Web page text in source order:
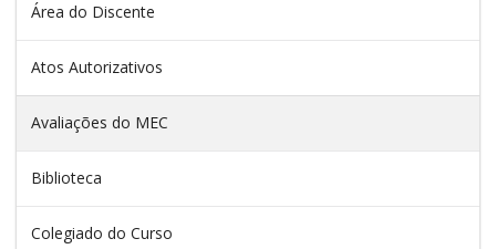
Área do Discente
Atos Autorizativos
Avaliações do MEC
Biblioteca
Colegiado do Curso